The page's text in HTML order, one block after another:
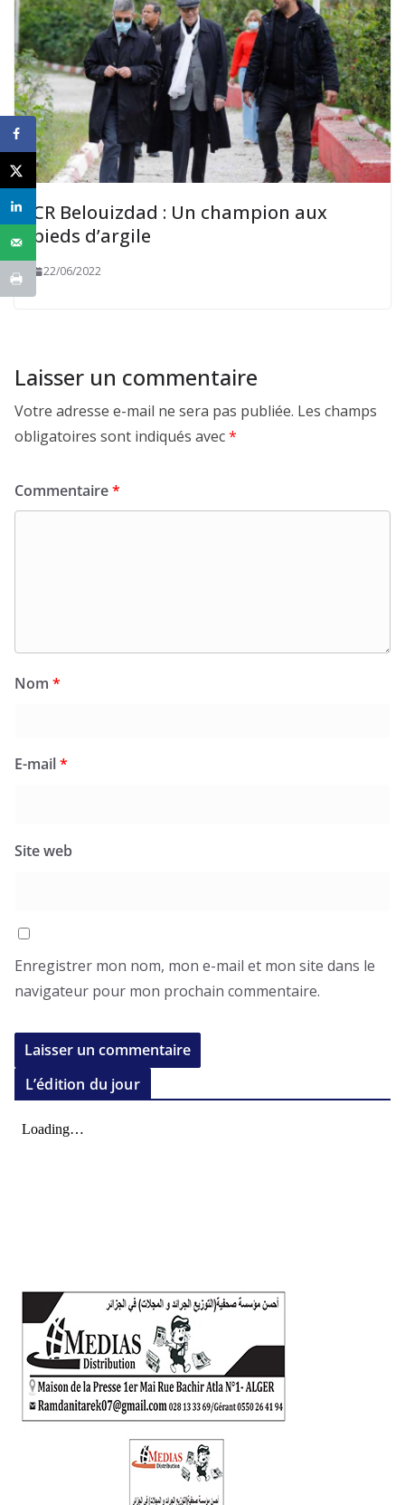
CR Belouizdad : Un champion aux
pieds d’argile
22/06/2022
Laisser un commentaire
Votre adresse e-mail ne sera pas publiée. Les champs
obligatoires sont indiqués avec*
Commentaire*
Nom *
E-mail*
Site web
Enregistrer mon nom, mon e-mail et mon site dans le
navigateur pour mon prochain commentaire.
L’édition du jour